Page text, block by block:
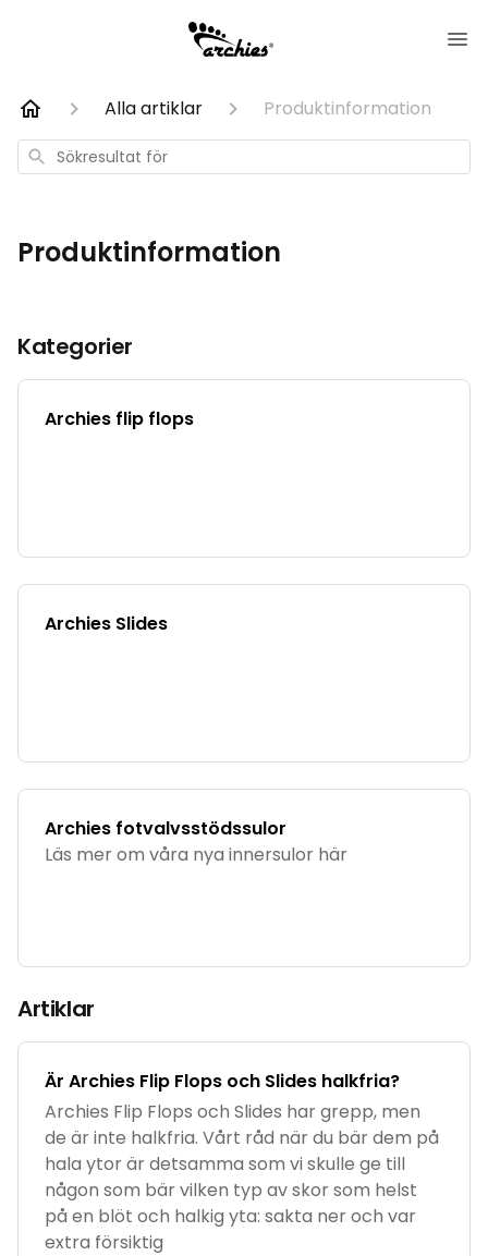
Alla artiklar Produktinformation
Sökresultat
för
Produktinformation
Kategorier
Archies flip flops
Archies Slides
Archies fotvalvsstödssulor
Läs mer om våra nya innersulor här
Artiklar
Är Archies Flip Flops och Slides halkfria?
Archies Flip Flops och Slides har grepp, men
de är inte halkfria. Vårt råd när du bär dem på
hala ytor är detsamma som vi skulle ge till
någon som bär vilken typ av skor som helst
på en blöt och halkig yta: sakta ner och var
extra försiktig